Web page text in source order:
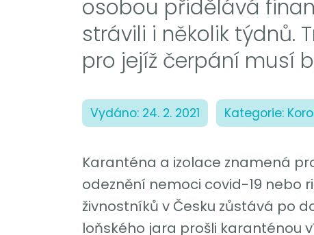
osobou přidělává
strávili i několik týdnů.
pro jejíž čerpání musí
Vydáno: 24. 2. 2021 Kategorie:
Karanténa a izolace znamená
odeznění nemoci covid-19 nebo
živnostníků v Česku zůstává po
loňského jara prošli karanténou